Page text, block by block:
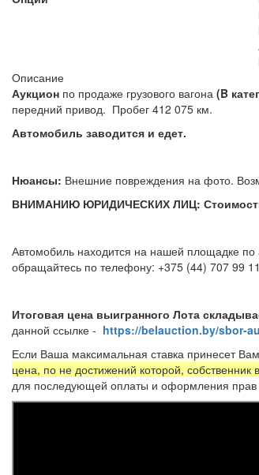
Описание
Аукцион по продаже грузового вагона (B
передний привод. Пробег 412 075 км.
Автомобиль заводится и едет.
Нюансы: Внешние повреждения на фото.
ВНИМАНИЮ ЮРИДИЧЕСКИХ ЛИЦ: Стоимость
Автомобиль находится на нашей площадке по
обращайтесь по телефону: +375 (44) 707
Итоговая цена выигранного Лота
данной ссылке - https://belauction.by/sbor-
Если Ваша максимальная ставка принесет
цена, по не достижений которой, собственник
для последующей оплаты и оформления прав